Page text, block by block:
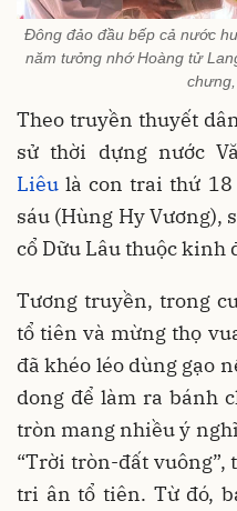
Đông đảo đầu bếp cả nước
năm tưởng nhớ Hoàng tử
Theo truyền thuyết
sử thời dựng nước
Liêu là con trai thứ 18
sáu (Hùng Hy Vương),
cổ Dữu Lâu thuộc kinh
Tương truyền, trong
tổ tiên và mừng thọ
đã khéo léo dùng gạo
dong để làm ra bánh
tròn mang nhiều ý
“Trời tròn-đất
tri ân tổ tiên. Từ đó,